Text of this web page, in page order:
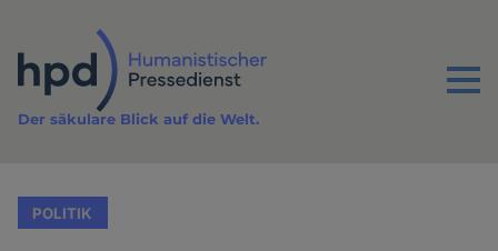
Inhalt
Menu
Der säkulare Blick auf die Welt.
POLITIK